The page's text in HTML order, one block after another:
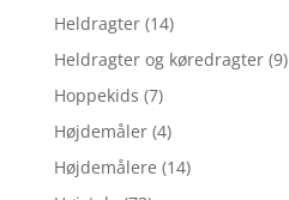
Heldragter (14)
Heldragter og køredragter (9)
Hoppekids (7)
Højdemåler (4)
Højdemålere (14)